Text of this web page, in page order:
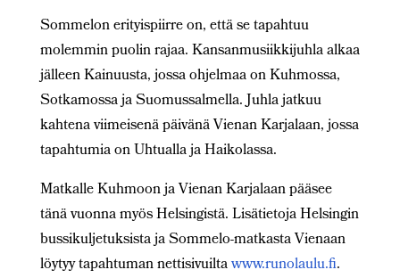
Sommelon erityispiirre on, että se tapahtuu
molemmin puolin rajaa. Kansanmusiikkijuhla alkaa
jälleen Kainuusta, jossa ohjelmaa on Kuhmossa,
Sotkamossa ja Suomussalmella. Juhla jatkuu
kahtena viimeisenä päivänä Vienan Karjalaan, jossa
tapahtumia on Uhtualla ja Haikolassa.
Matkalle Kuhmoon ja Vienan Karjalaan pääsee
tänä vuonna myös Helsingistä. Lisätietoja Helsingin
bussikuljetuksista ja Sommelo-matkasta Vienaan
löytyy tapahtuman nettisivuiltawww.runolaulu.fi.